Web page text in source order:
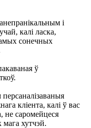
і
калі ласка,
сонечных
ў
кліента, калі ў вас
не саромейцеся
хутчэй.